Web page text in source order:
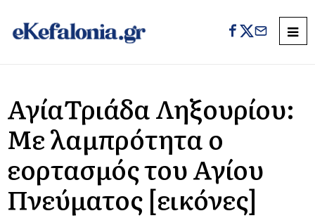
ΑγίαΤριάδα Ληξουρίου:
Με λαμπρότητα ο
εορτασμός του Αγίου
Πνεύματος [εικόνες]